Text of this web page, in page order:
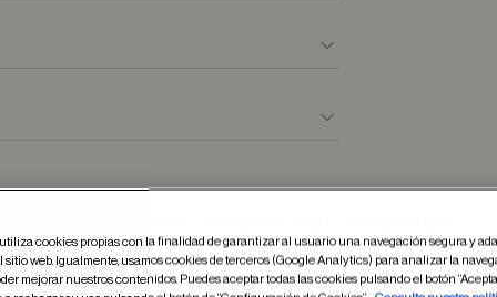
cookies propias con la finalidad de garantizar al usuario una navegación segura y
sitio web. Igualmente, usamos cookies de terceros (Google Analytics) para analizar la
mejorar nuestros contenidos. Puedes aceptar todas las cookies pulsando el botón